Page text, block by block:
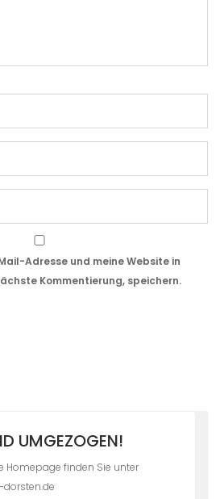
Adresse und meine Website in
Kommentierung, speichern.
UMGEZOGEN!
Homepage finden Sie unter